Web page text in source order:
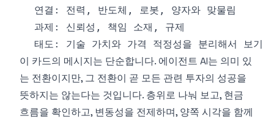
이 카드의 메시지는 단순합니다. 에이전트 AI는 의미 있
는 전환이지만, 그 전환이 곧 모든 관련 투자의 성공을
뜻하지는 않는다는 것입니다. 층위로 나눠 보고, 현금
흐름을 확인하고, 변동성을 전제하며, 양쪽 시각을 함께